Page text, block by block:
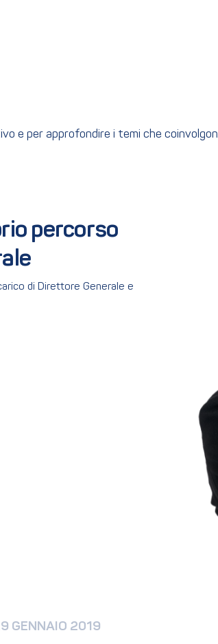
e per approfondire i temi che
percorso
di Direttore Generale e
GENNAIO 2019